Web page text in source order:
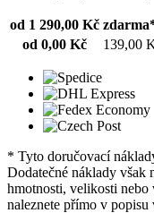
od 1 290,00 Kč
od 0,00 Kč
139,00
* Tyto doručovací
Dodatečné náklady však
hmotnosti, velikosti
naleznete přímo v popisu